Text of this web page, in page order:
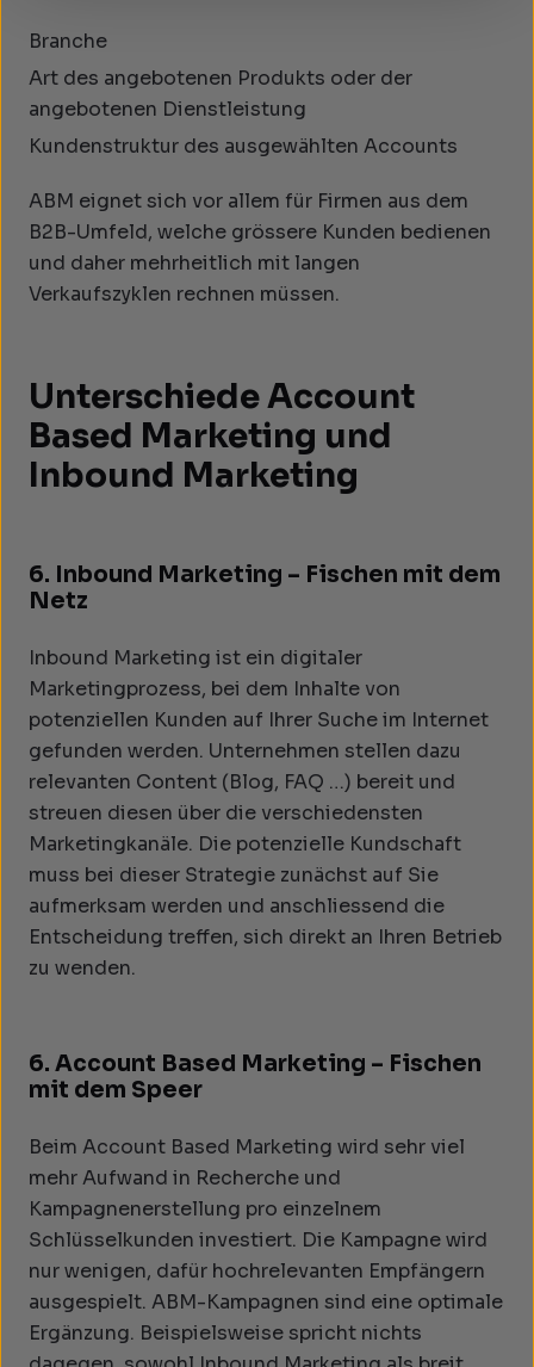
Branche
Art des angebotenen Produkts oder der
angebotenen Dienstleistung
Kundenstruktur des ausgewählten Accounts
ABM eignet sich vor allem für Firmen aus dem
B2B-Umfeld, welche grössere Kunden bedienen
und daher mehrheitlich mit langen
Verkaufszyklen rechnen müssen.
Unterschiede Account
Based Marketing und
Inbound Marketing
6. Inbound Marketing – Fischen mit dem
Netz
Inbound Marketing ist ein digitaler
Marketingprozess, bei dem Inhalte von
potenziellen Kunden auf Ihrer Suche im Internet
gefunden werden. Unternehmen stellen dazu
relevanten Content (Blog, FAQ …) bereit und
streuen diesen über die verschiedensten
Marketingkanäle. Die potenzielle Kundschaft
muss bei dieser Strategie zunächst auf Sie
aufmerksam werden und anschliessend die
Entscheidung treffen, sich direkt an Ihren Betrieb
zu wenden.
6. Account Based Marketing – Fischen
mit dem Speer
Beim Account Based Marketing wird sehr viel
mehr Aufwand in Recherche und
Kampagnenerstellung pro einzelnem
Schlüsselkunden investiert. Die Kampagne wird
nur wenigen, dafür hochrelevanten Empfängern
ausgespielt. ABM-Kampagnen sind eine optimale
Ergänzung. Beispielsweise spricht nichts